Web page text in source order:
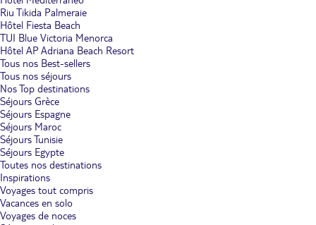
Riu Tikida Palmeraie
Hôtel Fiesta Beach
TUI Blue Victoria Menorca
Hôtel AP Adriana Beach Resort
Tous nos Best-sellers
Tous nos séjours
Nos Top destinations
Séjours Grèce
Séjours Espagne
Séjours Maroc
Séjours Tunisie
Séjours Egypte
Toutes nos destinations
Inspirations
Voyages tout compris
Vacances en solo
Voyages de noces